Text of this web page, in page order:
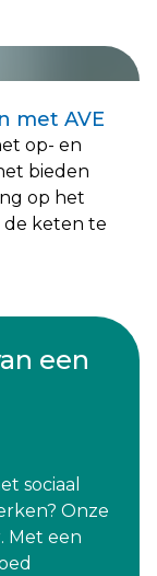
met AVE
op- en
bieden
op het
de keten te
een
sociaal
Onze
Met een